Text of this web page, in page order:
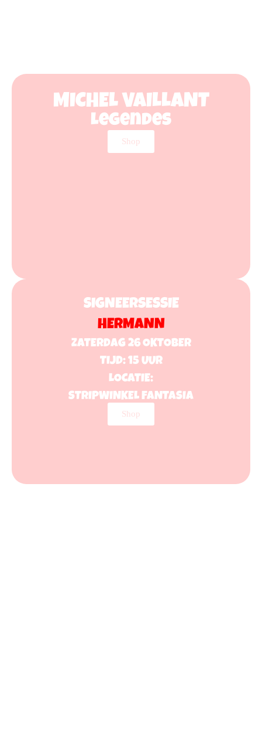
MICHEL VAILLANT
Legendes
Shop
SIGNEERSESSIE
HERMANN
ZATERDAG 26 OKTOBER
TIJD: 15 UUR
LOCATIE:
STRIPWINKEL FANTASIA
Shop